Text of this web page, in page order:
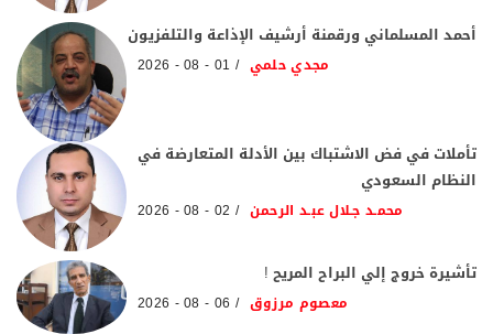
أحمد المسلماني ورقمنة أرشيف الإذاعة والتلفزيون
مجدي حلمي 01 - 08 - 2026
تأملات في فض الاشتباك بين الأدلة المتعارضة في
النظام السعودي
محمـد جـلال عبـد الرحمن 02 - 08 - 2026
تأشيرة خروج إلي البراح المريح !
معصوم مرزوق 06 - 08 - 2026